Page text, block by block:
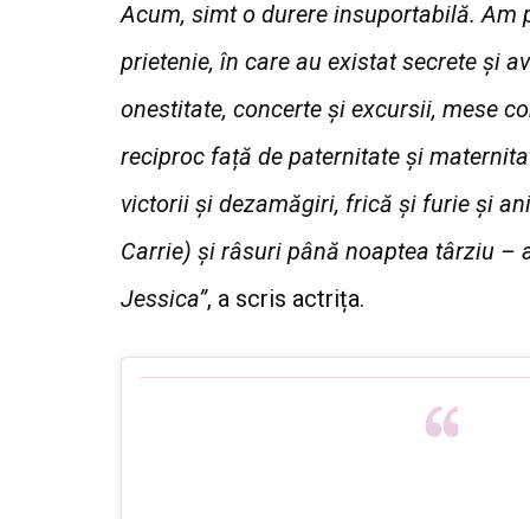
Acum, simt o durere insuportabilă. Am
prietenie, în care au existat secrete și
onestitate, concerte și excursii, mese
reciproc față de paternitate și
victorii și dezamăgiri, frică și furie și
Carrie) și râsuri până noaptea târziu –
Jessica”, a scris actrița.